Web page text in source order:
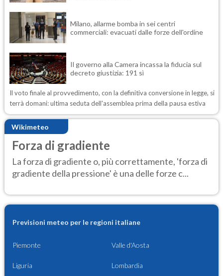
Milano, allarme bomba in sei centri
commerciali: evacuati dalle forze dell'ordine
Il governo alla Camera incassa la fiducia sul
decreto giustizia: 191 sì
Il voto finale al provvedimento, con la definitiva conversione in legge, si
terrà domani: ultima seduta dell'assemblea prima della pausa estiva
Wikimeteo
Forza di gradiente
La forza di gradiente o, più correttamente, 'forza di
gradiente della pressione' è una delle forze c...
Previsioni meteo per le regioni italiane
Piemonte Valle d'Aosta
Liguria Lombardia